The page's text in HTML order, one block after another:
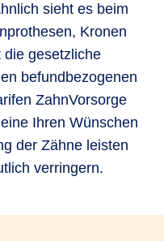
sieht es beim
Kronen
die gesetzliche
befund­bezogenen
ZahnVorsorge
Ihren Wünschen
der Zähne leisten
verringern.